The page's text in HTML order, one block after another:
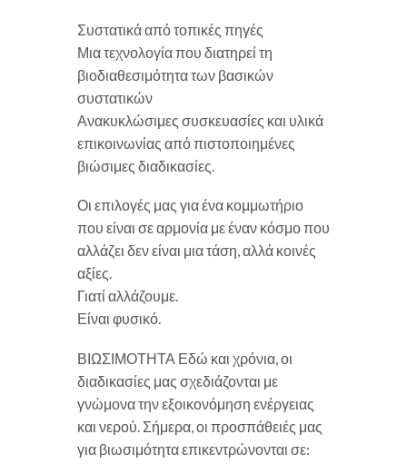
Συστατικά από τοπικές πηγές
Μια τεχνολογία που διατηρεί τη
βιοδιαθεσιμότητα των βασικών
συστατικών
Ανακυκλώσιμες συσκευασίες και υλικά
επικοινωνίας από πιστοποιημένες
βιώσιμες διαδικασίες.
Οι επιλογές μας για ένα κομμωτήριο
που είναι σε αρμονία με έναν κόσμο που
αλλάζει δεν είναι μια τάση, αλλά κοινές
αξίες.
Γιατί αλλάζουμε.
Είναι φυσικό.
ΒΙΩΣΙΜΟΤΗΤΑ Εδώ και χρόνια, οι
διαδικασίες μας σχεδιάζονται με
γνώμονα την εξοικονόμηση ενέργειας
και νερού. Σήμερα, οι προσπάθειές μας
για βιωσιμότητα επικεντρώνονται σε: